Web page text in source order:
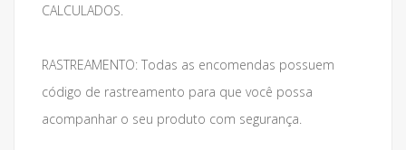
CALCULADOS.
RASTREAMENTO: Todas as encomendas possuem
código de rastreamento para que você possa
acompanhar o seu produto com segurança.